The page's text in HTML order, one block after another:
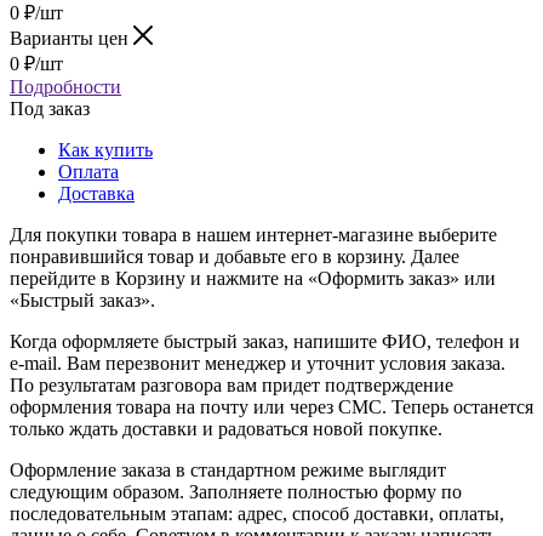
0 ₽/шт
Варианты цен
0 ₽/шт
Подробности
Под заказ
Как купить
Оплата
Доставка
Для покупки товара в нашем интернет-магазине выберите
понравившийся товар и добавьте его в корзину. Далее
перейдите в Корзину и нажмите на «Оформить заказ» или
«Быстрый заказ».
Когда оформляете быстрый заказ, напишите ФИО, телефон и
e-mail. Вам перезвонит менеджер и уточнит условия заказа.
По результатам разговора вам придет подтверждение
оформления товара на почту или через СМС. Теперь останется
только ждать доставки и радоваться новой покупке.
Оформление заказа в стандартном режиме выглядит
следующим образом. Заполняете полностью форму по
последовательным этапам: адрес, способ доставки, оплаты,